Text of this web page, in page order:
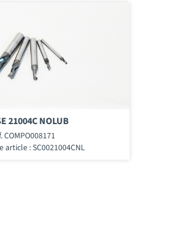
21004C NOLUB
COMPO008171
article : SC0021004CNL